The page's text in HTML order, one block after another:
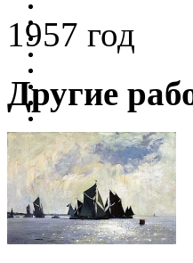
1957 год
Другие